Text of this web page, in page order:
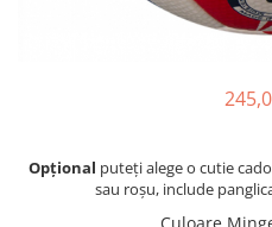
Opțional puteți alege o cutie
sau roșu, include